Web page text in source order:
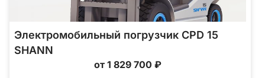
Электромобильный погрузчик CPD 15
SHANN
от 1 829 700 ₽